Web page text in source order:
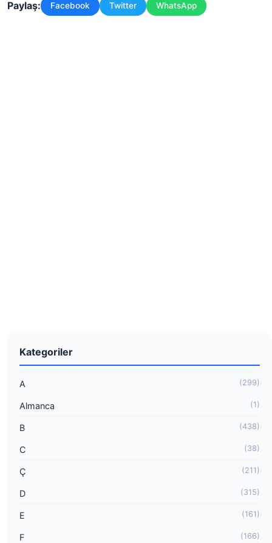
Paylaş: Facebook Twitter WhatsApp
Kategoriler
A (299)
Almanca (1)
B (438)
C (38)
Ç (211)
D (315)
E (161)
F (166)